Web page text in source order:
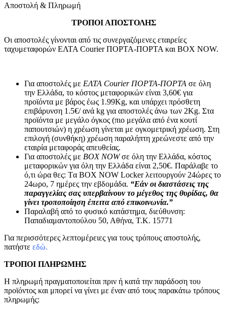
Αποστολή & Πληρωμή
ΤΡΟΠΟΙ ΑΠΟΣΤΟΛΗΣ
Οι αποστολές γίνονται από τις συνεργαζόμενες εταιρείες
ταχυμεταφορών ΕΛΤΑ Courier ΠΟΡΤΑ-ΠΟΡΤΑ και BOX NOW.
Για αποστολές με ΕΛΤΑ Courier ΠΟΡΤΑ-ΠΟΡΤΑ σε όλη
την Ελλάδα, το κόστος μεταφορικών είναι 3,60€ για
προϊόντα με βάρος έως 1.99Kg, και υπάρχει πρόσθετη
επιβάρυνση 1.5€/ ανά kg για αποστολές άνω των 2Κg. Στα
προϊόντα με μεγάλο όγκος (πιο μεγάλα από ένα κουτί
παπουτσιών) η χρέωση γίνεται με ογκομετρική χρέωση. Στη
επιλογή (συνθήκη) χρέωση παραλήπτη χρεώνεστε από την
εταιρία μεταφοράς απευθείας.
Για αποστολές με BOX NOWσε όλη την Ελλάδα, κόστος
μεταφορικών για όλη την Ελλάδα είναι 2,50€. Παράλαβε το
ό,τι ώρα θες: Tα ΒΟΧ ΝΟW Locker λειτουργούν 24ώρες το
24ωρο, 7 ημέρες την εβδομάδα. “Εάν οι διαστάσεις της
παραγγελίας σας υπερβαίνουν το μέγεθος της θυρίδας, θα
γίνει τροποποίηση έπειτα από επικοινωνία.”
Παραλαβή από το φυσικό κατάστημα, διεύθυνση:
Παπαδιαμαντοπούλου 50, Αθήνα, Τ.Κ. 15771
Για περισσότερες λεπτομέρειες για τους τρόπους αποστολής,
πατήστε εδώ.
ΤΡΟΠΟΙ ΠΛΗΡΩΜΗΣ
Η πληρωμή πραγματοποιείται πριν ή κατά την παράδοση του
προϊόντος και μπορεί να γίνει με έναν από τους παρακάτω τρόπους
πληρωμής: